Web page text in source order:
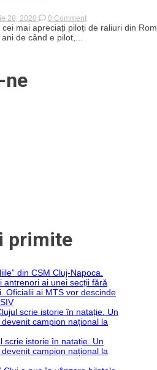
28, 2020 0 Commenton
Frumoasă
mai apreciați piloți de raliuri din
de când e pilot,...
ne
primite
din CSM Cluj-Napoca.
antrenori ai unei secții fără
Oficialii ai MTS vor descinde
scrie istorie în natație. Un
devenit campion național la
scrie istorie în natație. Un
devenit campion național la